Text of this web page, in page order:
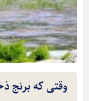
وقتی که برنج